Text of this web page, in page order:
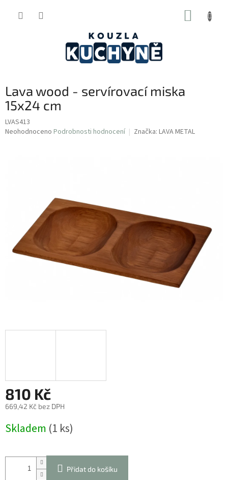
Lava wood - servírovací miska
15x24 cm
LVAS413
Průměrné
Neohodnoceno Podrobnosti hodnocení Značka: LAVA METAL
810 Kč
669,42 Kč bez DPH
cena:
Skladem (1 ks)
Přidat do košíku